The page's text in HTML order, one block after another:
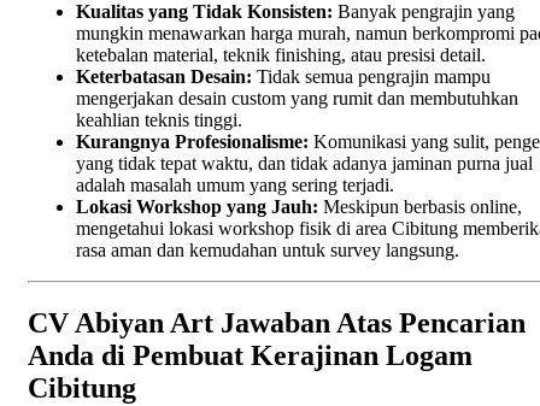
Kualitas yang Tidak Konsisten: Banyak pengrajin yang
mungkin menawarkan harga murah, namun berkompromi
ketebalan material, teknik finishing, atau presisi detail.
Keterbatasan Desain: Tidak semua pengrajin mampu
mengerjakan desain custom yang rumit dan membutuhkan
keahlian teknis tinggi.
Kurangnya Profesionalisme: Komunikasi yang sulit,
yang tidak tepat waktu, dan tidak adanya jaminan purna jual
adalah masalah umum yang sering terjadi.
Lokasi Workshop yang Jauh: Meskipun berbasis online,
mengetahui lokasi workshop fisik di area Cibitung
rasa aman dan kemudahan untuk survey langsung.
CV Abiyan Art Jawaban Atas Pencarian
Anda di Pembuat Kerajinan Logam
Cibitung